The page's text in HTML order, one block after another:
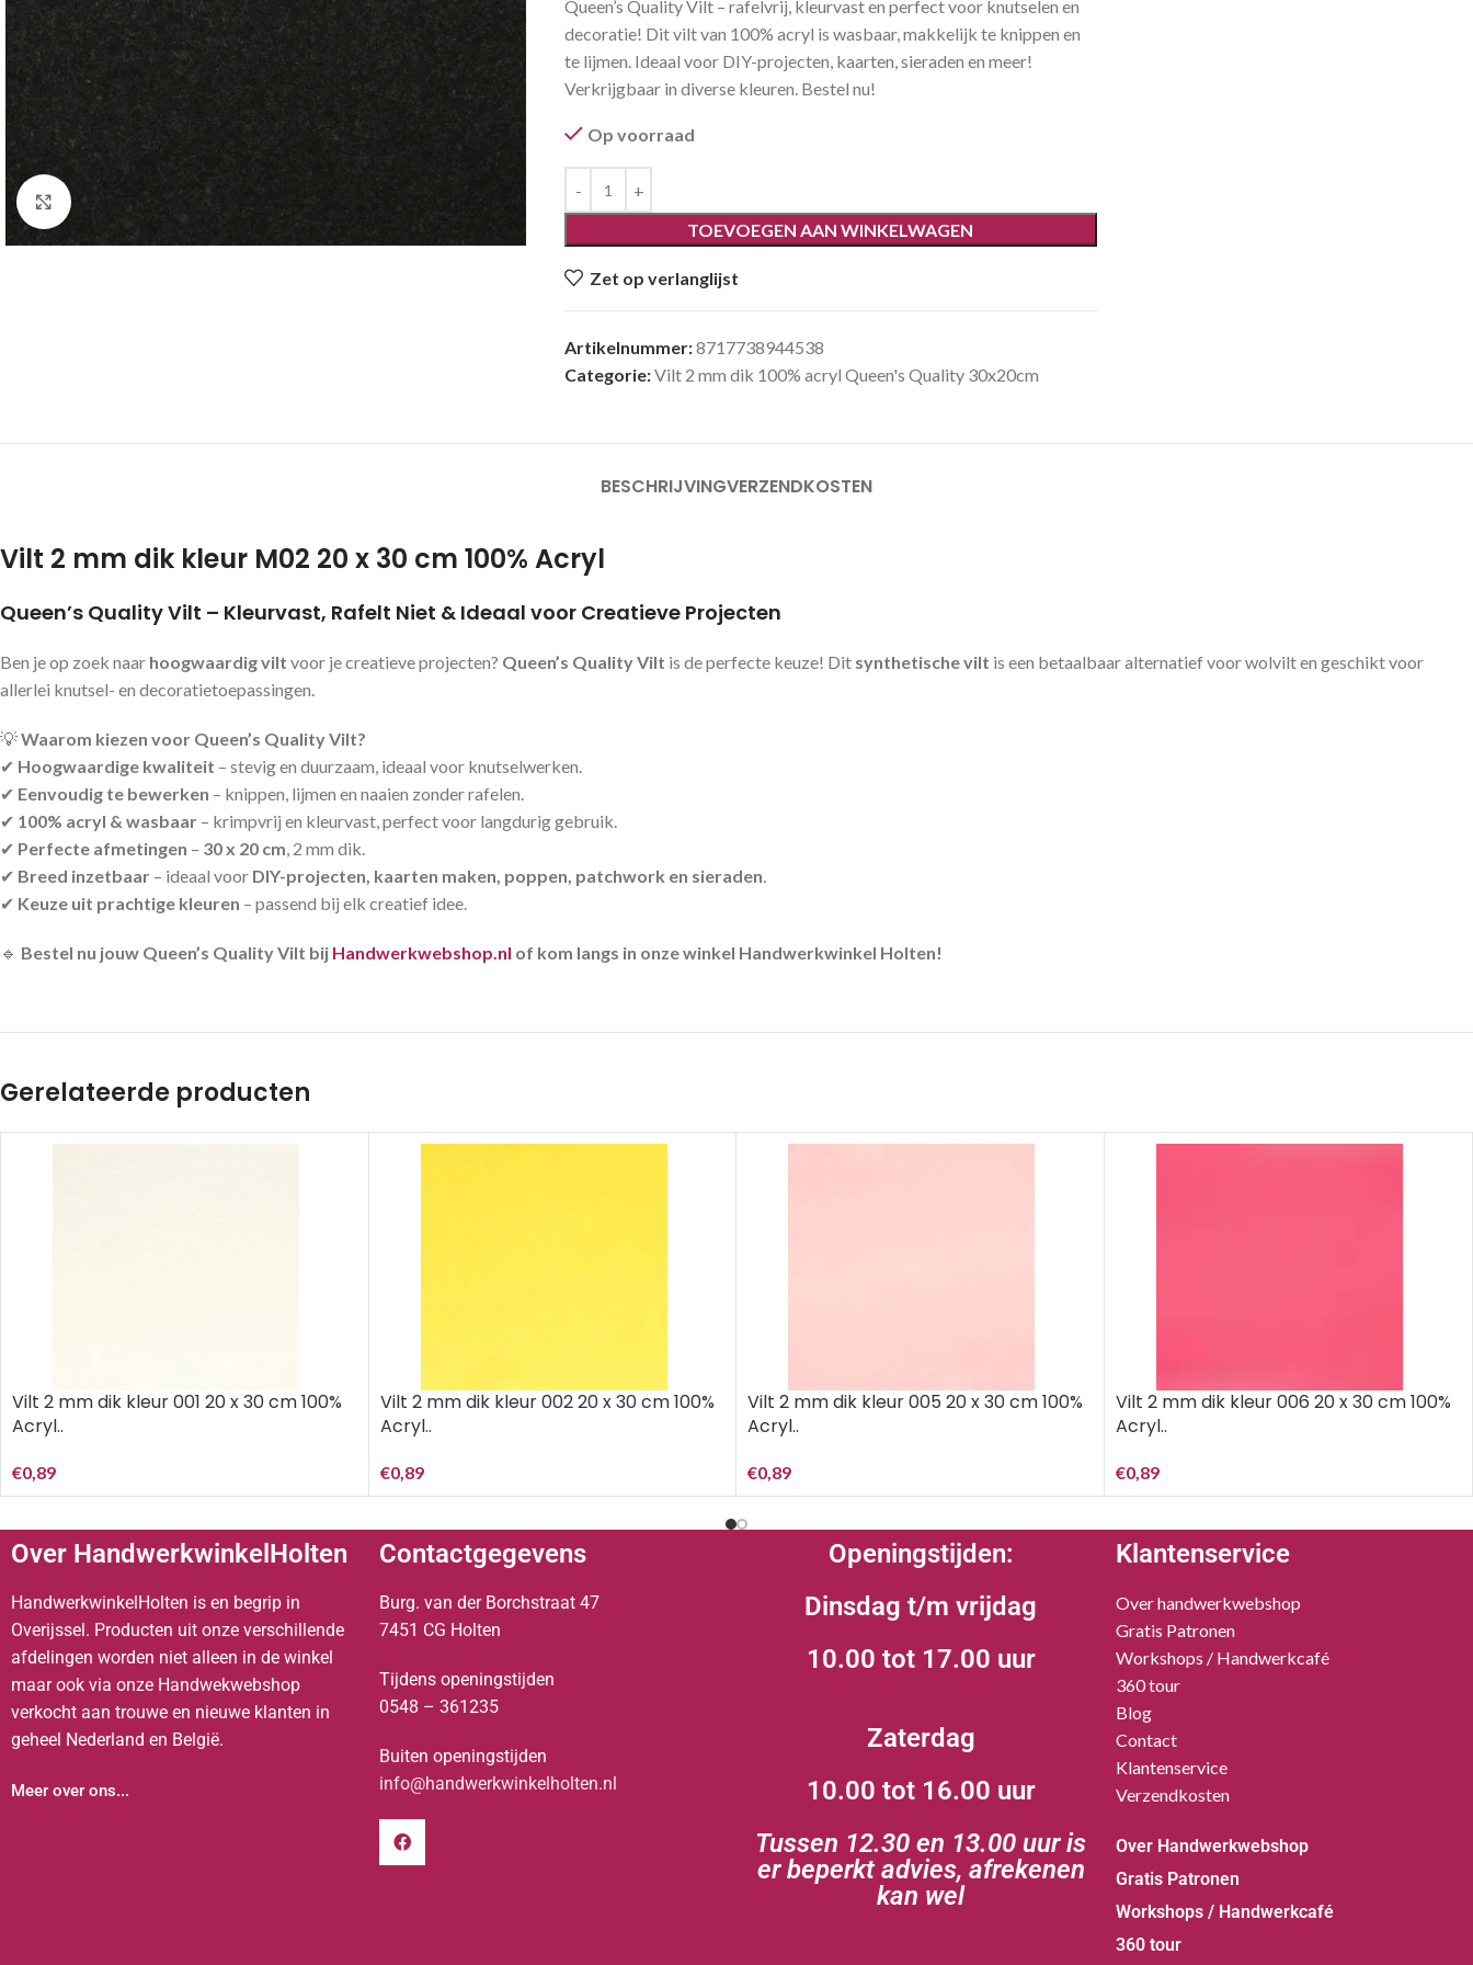
Klik om te vergroten
Queen’s Quality Vilt – rafelvrij, kleurvast en perfect voor knutselen en
decoratie! Dit vilt van 100% acryl is wasbaar, makkelijk te knippen en
te lijmen. Ideaal voor DIY-projecten, kaarten, sieraden en meer!
Verkrijgbaar in diverse kleuren. Bestel nu!
Op voorraad
TOEVOEGEN AAN WINKELWAGEN
Zet op verlanglijst
Artikelnummer:8717738944538
Categorie:Vilt 2 mm dik 100% acryl Queen's Quality 30x20cm
BESCHRIJVINGVERZENDKOSTEN
Vilt 2 mm dik kleur M02 20 x 30 cm 100% Acryl
Queen’s Quality Vilt – Kleurvast, Rafelt Niet & Ideaal voor Creatieve Projecten
Ben je op zoek naar hoogwaardig vilt voor je creatieve projecten? Queen’s Quality Vilt is de perfecte keuze! Dit synthetische vilt is een betaalbaar alternatief voor wolvilt en geschikt voor
allerlei knutsel- en decoratietoepassingen.
💡Waarom kiezen voor Queen’s Quality Vilt?
✔ Hoogwaardige kwaliteit – stevig en duurzaam, ideaal voor knutselwerken.
✔ Eenvoudig te bewerken – knippen, lijmen en naaien zonder rafelen.
✔ 100% acryl & wasbaar – krimpvrij en kleurvast, perfect voor langdurig gebruik.
✔ Perfecte afmetingen – 30 x 20 cm, 2 mm dik.
✔ Breed inzetbaar – ideaal voor DIY-projecten, kaarten maken, poppen, patchwork en sieraden.
✔ Keuze uit prachtige kleuren – passend bij elk creatief idee.
🔹 Bestel nu jouw Queen’s Quality Vilt bij Handwerkwebshop.nl of kom langs in onze winkel Handwerkwinkel Holten!
Gerelateerde producten
Vilt 2 mm dik kleur 001 20 x 30 cm 100%
Acryl..
€0,89
Vilt 2 mm dik kleur 002 20 x 30 cm 100%
Acryl..
€0,89
Vilt 2 mm dik kleur 005 20 x 30 cm 100%
Acryl..
€0,89
Vilt 2 mm dik kleur 006 20 x 30 cm 100%
Acryl..
€0,89
Over HandwerkwinkelHolten
HandwerkwinkelHolten is en begrip in
Overijssel. Producten uit onze verschillende
afdelingen worden niet alleen in de winkel
maar ook via onze Handwekwebshop
verkocht aan trouwe en nieuwe klanten in
geheel Nederland en België.
Meer over ons...
Contactgegevens
Burg. van der Borchstraat 47
7451 CG Holten
Tijdens openingstijden
0548 – 361235
Buiten openingstijden
info@handwerkwinkelholten.nl
Openingstijden:
Dinsdag t/m vrijdag
10.00 tot 17.00 uur
Zaterdag
10.00 tot 16.00 uur
Tussen 12.30 en 13.00 uur is
er beperkt advies, afrekenen
kan wel
Klantenservice
Over handwerkwebshop
Gratis Patronen
Workshops / Handwerkcafé
360 tour
Blog
Contact
Klantenservice
Verzendkosten
Over Handwerkwebshop
Gratis Patronen
Workshops / Handwerkcafé
360 tour